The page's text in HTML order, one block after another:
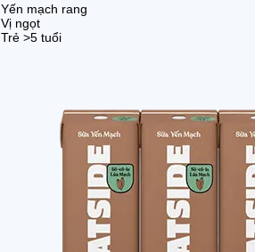
Yến mạch rang
Vị ngọt
Trẻ >5 tuổi